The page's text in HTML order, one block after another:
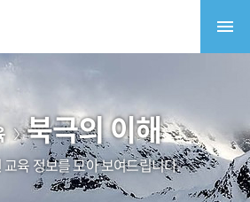
북극의 이해
육 정보를 모아 보여드립니다.